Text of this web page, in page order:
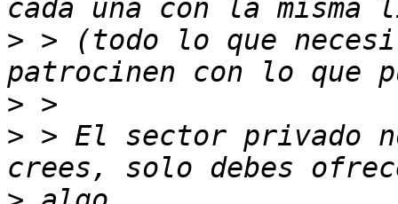
> > (todo lo que
>
> > El sector privado